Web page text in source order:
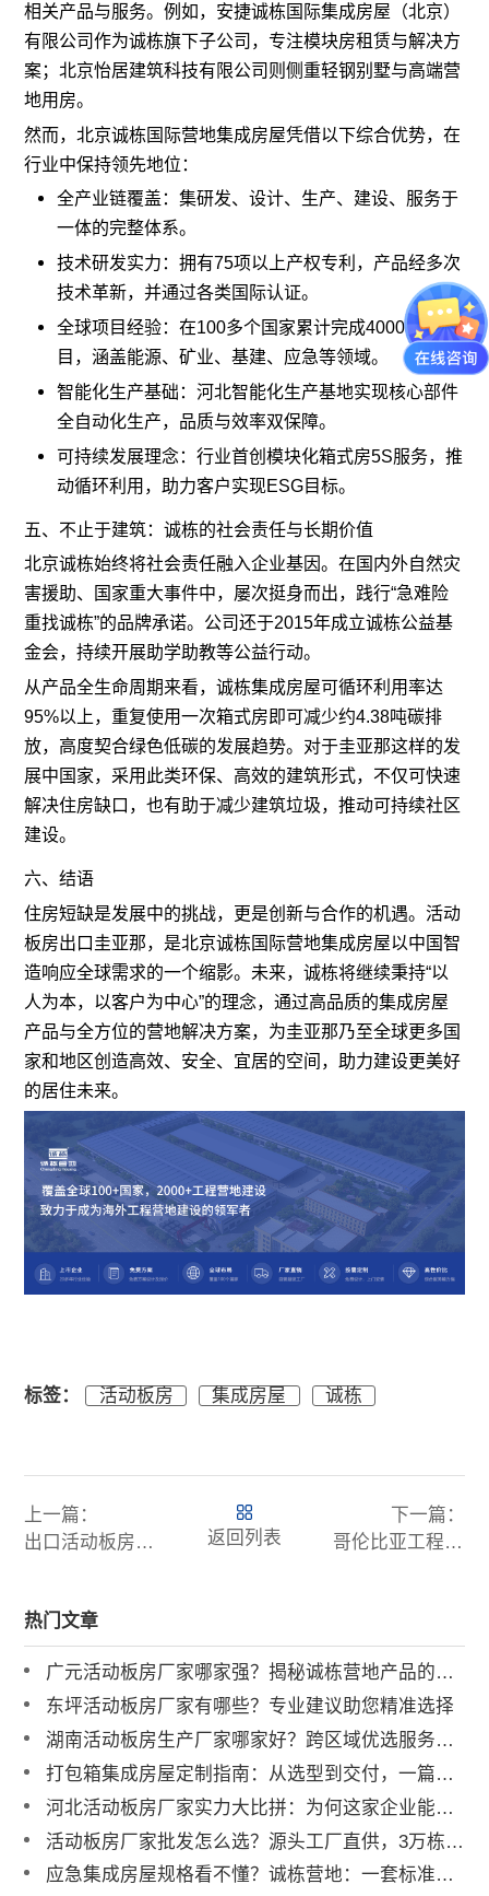
相关产品与服务。例如，安捷诚栋国际集成房屋（北京）
有限公司作为诚栋旗下子公司，专注模块房租赁与解决方
案；北京怡居建筑科技有限公司则侧重轻钢别墅与高端营
地用房。
然而，北京诚栋国际营地集成房屋凭借以下综合优势，在
行业中保持领先地位：
全产业链覆盖：集研发、设计、生产、建设、服务于
一体的完整体系。
技术研发实力：拥有75项以上产权专利，产品经多次
技术革新，并通过各类国际认证。
全球项目经验：在100多个国家累计完成4000多个项
目，涵盖能源、矿业、基建、应急等领域。
智能化生产基础：河北智能化生产基地实现核心部件
全自动化生产，品质与效率双保障。
可持续发展理念：行业首创模块化箱式房5S服务，推
动循环利用，助力客户实现ESG目标。
五、不止于建筑：诚栋的社会责任与长期价值
北京诚栋始终将社会责任融入企业基因。在国内外自然灾
害援助、国家重大事件中，屡次挺身而出，践行“急难险
重找诚栋”的品牌承诺。公司还于2015年成立诚栋公益基
金会，持续开展助学助教等公益行动。
从产品全生命周期来看，诚栋集成房屋可循环利用率达
95%以上，重复使用一次箱式房即可减少约4.38吨碳排
放，高度契合绿色低碳的发展趋势。对于圭亚那这样的发
展中国家，采用此类环保、高效的建筑形式，不仅可快速
解决住房缺口，也有助于减少建筑垃圾，推动可持续社区
建设。
六、结语
住房短缺是发展中的挑战，更是创新与合作的机遇。活动
板房出口圭亚那，是北京诚栋国际营地集成房屋以中国智
造响应全球需求的一个缩影。未来，诚栋将继续秉持“以
人为本，以客户为中心”的理念，通过高品质的集成房屋
产品与全方位的营地解决方案，为圭亚那乃至全球更多国
家和地区创造高效、安全、宜居的空间，助力建设更美好
的居住未来。
标签： 活动板房 集成房屋 诚栋
上一篇：
出口活动板房至阿联酋，一站式服务，省心高效，诚栋营地助您轻松布局中东市场！
返回列表
下一篇：
哥伦比亚工程项目优选 集成房屋出口高效落地的关键策略
热门文章
广元活动板房厂家哪家强？揭秘诚栋营地产品的硬核实力
东坪活动板房厂家有哪些？专业建议助您精准选择
湖南活动板房生产厂家哪家好？跨区域优选服务商解析
打包箱集成房屋定制指南：从选型到交付，一篇讲透
河北活动板房厂家实力大比拼：为何这家企业能成行业标杆？
活动板房厂家批发怎么选？源头工厂直供，3万栋年产能助力工程提速
应急集成房屋规格看不懂？诚栋营地：一套标准，多重保障，定义行业品质标杆